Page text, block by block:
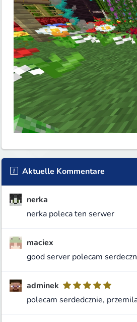
Aktuelle Kommentare
nerka
nerka poleca ten serwer
maciex
good server polecam
adminek
polecam serdedcznie,